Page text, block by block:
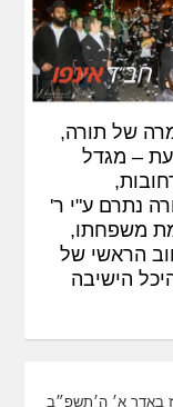
של תורה,
– מגדל
נתרם ע"י ר'
משפחתו,
הראשי של
הישיבה
באדר א׳ ה׳תשפ״ב